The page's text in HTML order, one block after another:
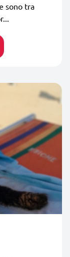
sono tra